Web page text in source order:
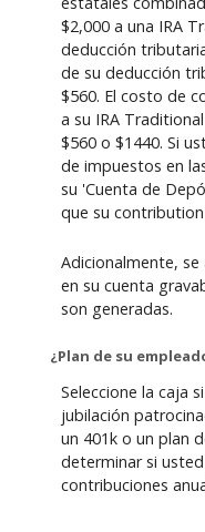
$2,000 a una IRA
deducción
de su deducción
$560. El costo de
a su IRA
$560 o $1440. Si
de impuestos en
su 'Cuenta de
que su
Adicionalmente,
en su cuenta
son generadas.
¿Plan de su
Seleccione la caja
jubilación
un 401k o un plan
determinar si
contribuciones